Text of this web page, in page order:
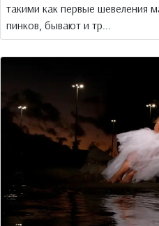
такими как первые шевеления
пинков, бывают и тр...